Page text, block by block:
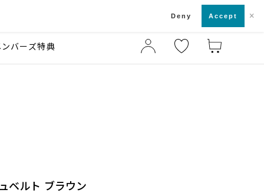
ンバーズ特典
ベルト ブラウン
Deny Accept ×